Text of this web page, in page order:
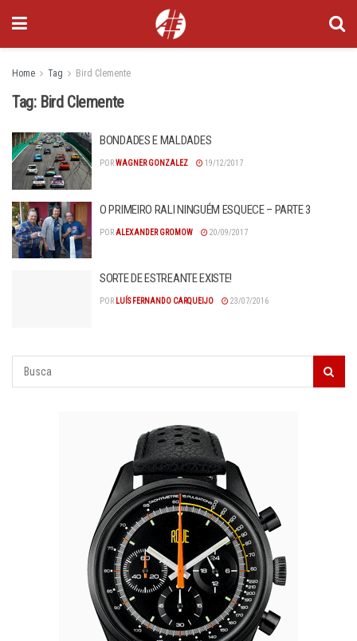
Home Tag Bird Clemente
Tag: Bird Clemente
BONDADES E MALDADES
PORWAGNER GONZALEZ 19/12/2017
O PRIMEIRO RALI NINGUÉM ESQUECE – PARTE 3
POR ALEXANDER GROMOW 20/09/2017
SORTE DE ESTREANTE EXISTE!
POR LUÍS FERNANDO CARQUEIJO 23/07/2016